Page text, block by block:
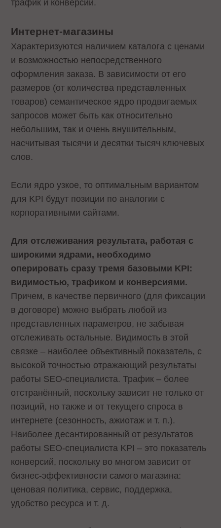
трафик и конверсии.
Интернет-магазины
Характеризуются наличием каталога с ценами
и возможностью непосредственного
оформления заказа. В зависимости от его
размеров (от количества представленных
товаров) семантическое ядро продвигаемых
запросов может быть как относительно
небольшим, так и очень внушительным,
насчитывая тысячи и десятки тысяч ключевых
слов.
Если ядро узкое, то оптимальным вариантом
для KPI будут позиции по аналогии с
корпоративными сайтами.
Для отслеживания результата, работая с
широкими ядрами, необходимо
оперировать сразу тремя базовыми KPI:
видимостью, трафиком и конверсиями.
Причем, в качестве первичного (для фиксации
в договоре) можно выбрать любой из
представленных параметров, не забывая
отслеживать остальные. Видимость в этой
связке – наиболее объективный показатель, с
высокой точностью отражающий результаты
работы SEO-специалиста. Трафик – более
отстранённый, поскольку зависит не только от
позиций, но также и от текущего спроса в
интернете (сезонность, ажиотаж и т. п.).
Наиболее десантированный от результатов
работы SEO-специалиста KPI – это показатель
конверсий, поскольку во многом зависит от
бизнес-эффективности самого магазина:
ценовая политика, сервис, поддержка,
удобство ресурса и т. д.